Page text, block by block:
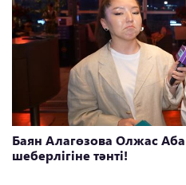
Баян Алагөзова Олжас
шеберлігіне тәнті!